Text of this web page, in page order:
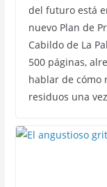
del futuro está
nuevo Plan de
Cabildo de La
500 páginas,
hablar de cómo
residuos una